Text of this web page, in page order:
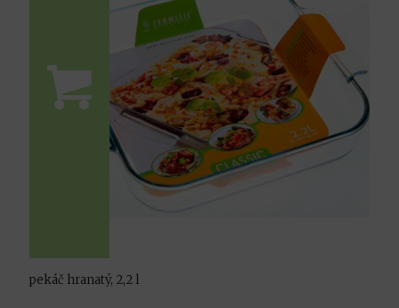
pekáč hranatý, 2,2 l